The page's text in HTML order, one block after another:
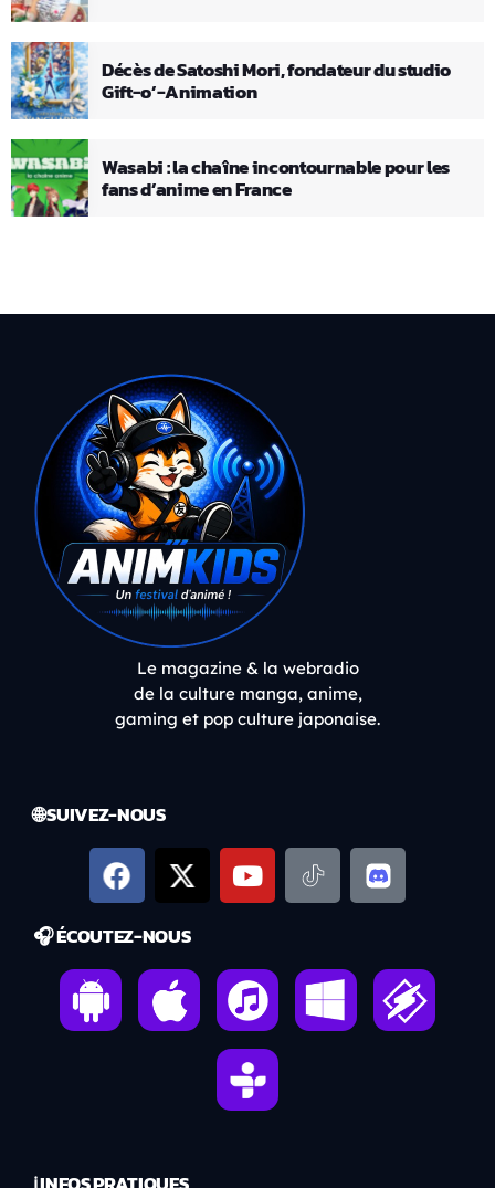
Décès de Satoshi Mori, fondateur du studio
Gift-o’-Animation
Wasabi : la chaîne incontournable pour les
fans d’anime en France
Le magazine & la webradio
de la culture manga, anime,
gaming et pop culture japonaise.
🌐 SUIVEZ-NOUS
🎧 ÉCOUTEZ-NOUS